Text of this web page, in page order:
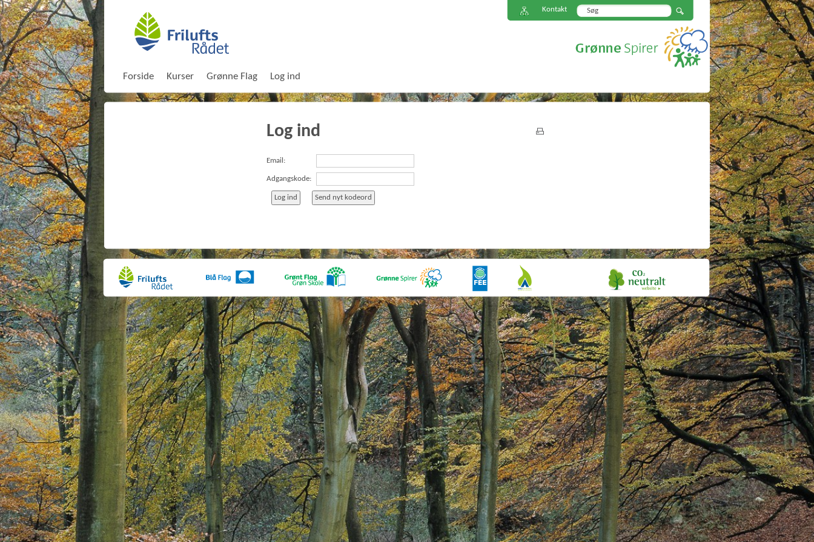
Log ind
Email:
Adgangskode:
Kontakt
Forside Kurser Grønne Flag Log ind